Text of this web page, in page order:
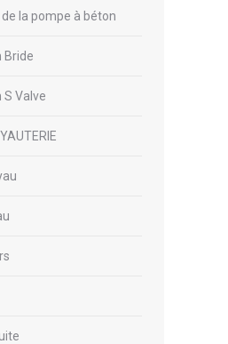
la pompe à béton
Bride
S Valve